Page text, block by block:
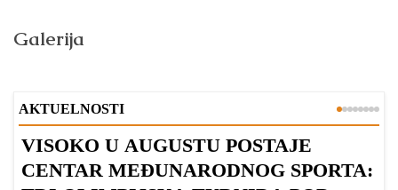
Galerija
AKTUELNOSTI
VISOKO U AUGUSTU POSTAJE
CENTAR MEĐUNARODNOG SPORTA: